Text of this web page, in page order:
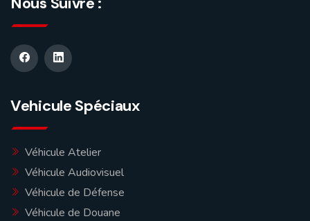
Vehicule Spéciaux
Véhicule Atelier
Véhicule Audiovisuel
Véhicule de Défense
Véhicule de Douane